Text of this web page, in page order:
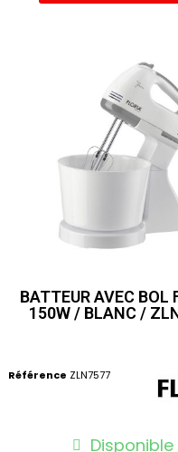
BATTEUR AVEC BOL
150W / BLANC /
Référence ZLN7577
Disponible